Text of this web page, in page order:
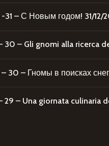
– С Новым годом! 31/12/
30 – Gli gnomi alla ricerca
– Гномы в поисках
29 – Una giornata culinaria